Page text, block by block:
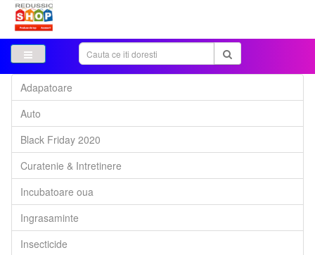
Adapatoare
Auto
Black Friday 2020
Curatenie & Intretinere
Incubatoare oua
Ingrasaminte
Insecticide